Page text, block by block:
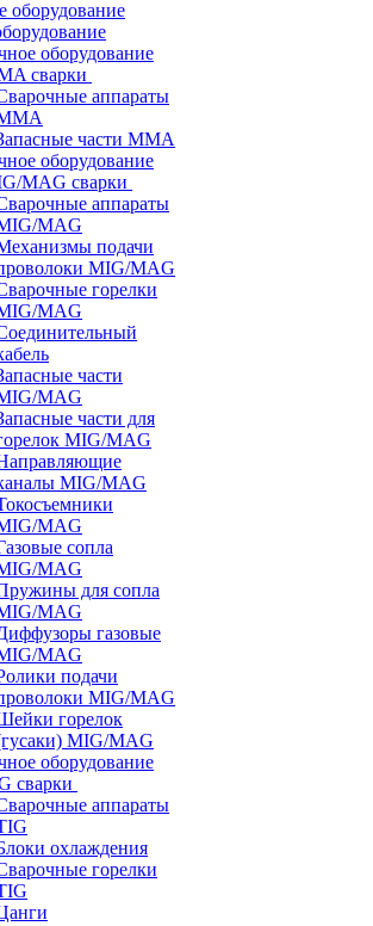
оборудование
сварки
аппараты
части MMA
оборудование
MAG сварки
аппараты
MAG
подачи
MIG/MAG
горелки
MAG
части
MAG
части для
MIG/MAG
MIG/MAG
MAG
сопла
MAG
для сопла
MAG
газовые
MAG
подачи
MIG/MAG
горелок
MIG/MAG
оборудование
сварки
аппараты
охлаждения
горелки